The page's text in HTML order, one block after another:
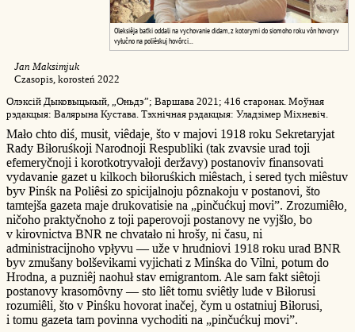
Oleksiêja baťki oddali na vychovanie didam, z kotorymi do siomoho roku vôn hovoryv
vyłučno na poliêskuj hovôrci...
Jan Maksimjuk
Czasopis, korosteń 2022
Олэксій Дыковыцькый, „Оньдэ”; Варшава 2021; 416 старонак. Моўная
рэдакцыя: Валярына Кустава. Тэхнічная рэдакцыя: Уладзімер Міхневіч.
Mało chto diś, musit, viêdaje, što v majovi 1918 roku Sekretaryjat
Rady Biłoruśkoji Narodnoji Respubliki (tak zvavsie urad toji
efemeryčnoji i korotkotryvałoji deržavy) postanoviv finansovati
vydavanie gazet u kilkoch biłoruśkich miêstach, i sered tych miêstuv
byv Pinśk na Poliêsi zo spicijalnoju pôznakoju v postanovi, što
tamtejša gazeta maje drukovatisie na „pinčućkuj movi”. Zrozumiêło,
ničoho praktyčnoho z toji paperovoji postanovy ne vyjšło, bo
v kirovnictva BNR ne chvatało ni hrošy, ni času, ni
administracijnoho vpłyvu — uže v hrudniovi 1918 roku urad BNR
byv zmušany bolševikami vyjichati z Minśka do Vilni, potum do
Hrodna, a puzniêj naohuł stav emigrantom. Ale sam fakt siêtoji
postanovy krasomôvny — sto liêt tomu sviêtły lude v Biłorusi
rozumiêli, što v Pinśku hovorat inačej, čym u ostatniuj Biłorusi,
i tomu gazeta tam povinna vychoditi na „pinčućkuj movi”.